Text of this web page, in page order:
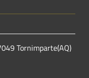
Tornimparte(AQ)